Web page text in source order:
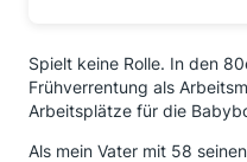
Spielt keine Rolle. In den
Frühverrentung als
Arbeitsplätze für die
Als mein Vater mit 58